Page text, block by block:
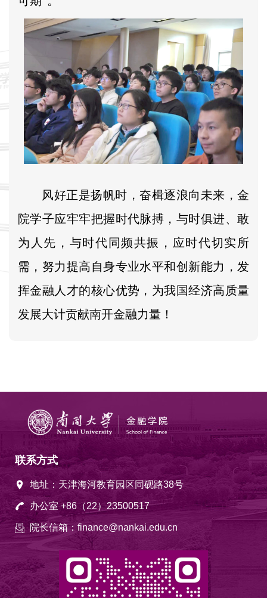
风好正是扬帆时，奋楫逐浪向未来，金
院学子应牢牢把握时代脉搏，与时俱进、敢
为人先，与时代同频共振，应时代切实所
需，努力提高自身专业水平和创新能力，发
挥金融人才的核心优势，为我国经济高质量
发展大计贡献南开金融力量！
联系方式
地址：天津海河教育园区同砚路38号
办公室 +86（22）23500517
院长信箱：finance@nankai.edu.cn